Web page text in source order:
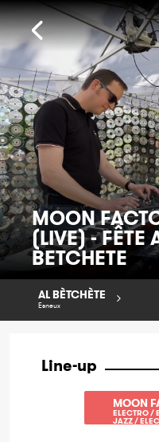
MOON
(LIVE) - FÊTE
BETCHETE
AL BÈTCHÈTE
Esneux
Line-up
MOON
ELECTRO /
JAZZ /